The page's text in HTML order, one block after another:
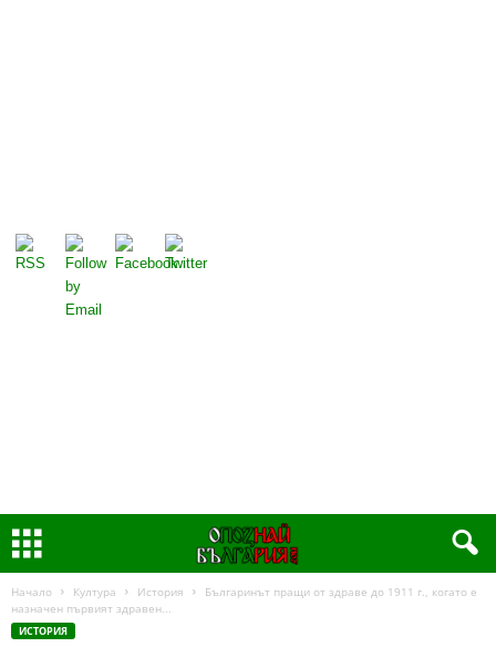
Начало Култура История
Българинът пращи от здраве до 1911 г., когато е
назначен първият здравен...
ИСТОРИЯ